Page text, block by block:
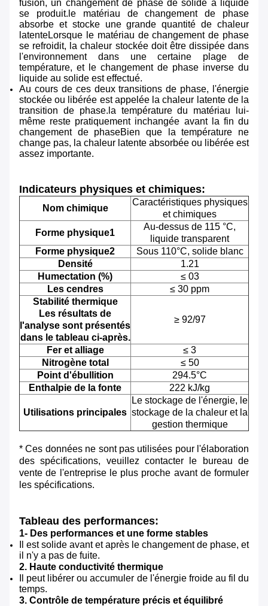
fusion, un changement de phase de solide à liquide
se produit.le matériau de changement de phase
absorbe et stocke une grande quantité de chaleur
latenteLorsque le matériau de changement de phase
se refroidit, la chaleur stockée doit être dissipée dans
l'environnement dans une certaine plage de
température, et le changement de phase inverse du
liquide au solide est effectué.
Au cours de ces deux transitions de phase, l'énergie
stockée ou libérée est appelée la chaleur latente de la
transition de phase.la température du matériau lui-
même reste pratiquement inchangée avant la fin du
changement de phaseBien que la température ne
change pas, la chaleur latente absorbée ou libérée est
assez importante.
Indicateurs physiques et chimiques:
Nom chimique
Caractéristiques physiques
et chimiques
Forme physique1
Au-dessus de 115 °C,
liquide transparent
Forme physique2
Sous 110°C, solide blanc
Densité
1.21
Humectation (%)
≤ 03
Les cendres
≤ 30 ppm
Stabilité thermique
Les résultats de
l'analyse sont présentés
dans le tableau ci-après.
≥ 92/97
Fer et alliage
≤ 3
Nitrogène total
≤ 50
Point d'ébullition
294.5°C
Enthalpie de la fonte
222 kJ/kg
Utilisations principales
Le stockage de l'énergie, le
stockage de la chaleur et la
gestion thermique
* Ces données ne sont pas utilisées pour l'élaboration
des spécifications, veuillez contacter le bureau de
vente de l'entreprise le plus proche avant de formuler
les spécifications.
Tableau des performances:
1- Des performances et une forme stables
Il est solide avant et après le changement de phase, et
il n'y a pas de fuite.
2. Haute conductivité thermique
Il peut libérer ou accumuler de l'énergie froide au fil du
temps.
3. Contrôle de température précis et équilibré